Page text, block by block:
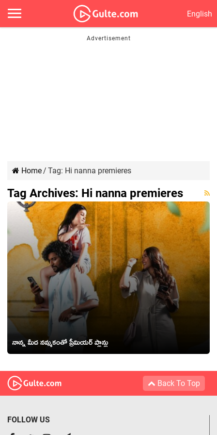
English
Home/ Tag: Hi nanna premieres
Tag Archives: Hi nanna premieres
నాన్న మీద నమ్మకంతో ప్రీమియర్ ప్లాన్లు
Back To Top
FOLLOW US